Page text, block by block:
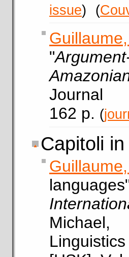
issue) (
"
Journal
162 p. (
Capitoli